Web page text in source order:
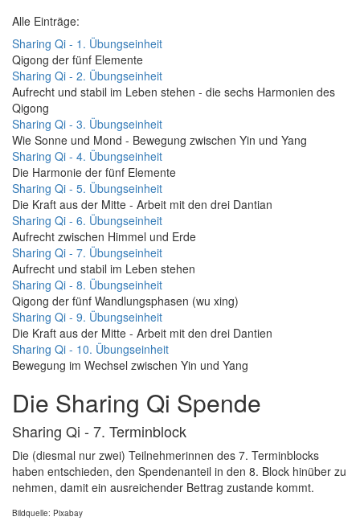
Alle Einträge:
Sharing Qi - 1. Übungseinheit
Qigong der fünf Elemente
Sharing Qi - 2. Übungseinheit
Aufrecht und stabil im Leben stehen - die sechs Harmonien des
Qigong
Sharing Qi - 3. Übungseinheit
Wie Sonne und Mond - Bewegung zwischen Yin und Yang
Sharing Qi - 4. Übungseinheit
Die Harmonie der fünf Elemente
Sharing Qi - 5. Übungseinheit
Die Kraft aus der Mitte - Arbeit mit den drei Dantian
Sharing Qi - 6. Übungseinheit
Aufrecht zwischen Himmel und Erde
Sharing Qi - 7. Übungseinheit
Aufrecht und stabil im Leben stehen
Sharing Qi - 8. Übungseinheit
Qigong der fünf Wandlungsphasen (wu xing)
Sharing Qi - 9. Übungseinheit
Die Kraft aus der Mitte - Arbeit mit den drei Dantien
Sharing Qi - 10. Übungseinheit
Bewegung im Wechsel zwischen Yin und Yang
Die Sharing Qi Spende
Sharing Qi - 7. Terminblock
Die (diesmal nur zwei) Teilnehmerinnen des 7. Terminblocks
haben entschieden, den Spendenanteil in den 8. Block hinüber zu
nehmen, damit ein ausreichender Bettrag zustande kommt.
Bildquelle: Pixabay